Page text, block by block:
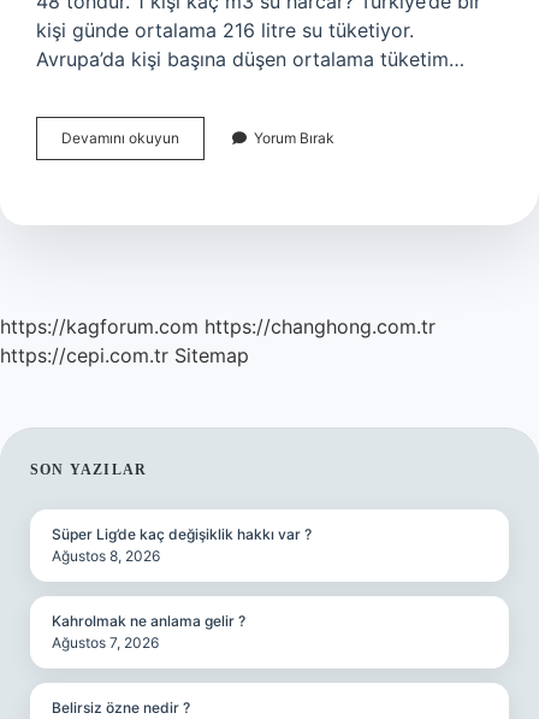
kişi günde ortalama 216 litre su tüketiyor.
Avrupa’da kişi başına düşen ortalama tüketim…
Devamını okuyun
Kaç
Gider
Yorum Bırak
https://kagforum.com https://changhong.com.tr
https://cepi.com.tr Sitemap
SIDEBAR
SON YAZILAR
Süper Lig’de kaç değişiklik hakkı var ?
Ağustos 8, 2026
Kahrolmak ne anlama gelir ?
Ağustos 7, 2026
Belirsiz özne nedir ?